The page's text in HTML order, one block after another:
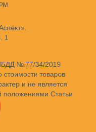
1
№ 77/34/2019
товаров
и не является
положениями Статьи